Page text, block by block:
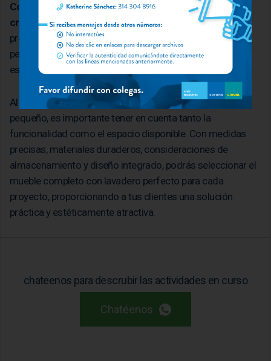
Comprender las necesidades del cliente es un paso
crucial.Preguntar sobre sus hábitos de lavado,
preferencias de estilo y necesidades específicas nos
permitirá seleccionar el lavadero ideal que se adapte a su
estilo de vida y a las características del espacio.
Al elegir el lavadero adecuado para un apartamento
pequeño, es importante tener en cuenta tanto la
funcionalidad como el espacio disponible. Con medidas
precisas, materiales duraderos, consideraciones de
almacenamiento y diseño integrado, podrás seleccionar el
mueble completo con lavadero perfecto para cada
proyecto, proporcionando a tus clientes una solución
práctica y estéticamente atractiva.
chateenos para descrubir las actividades en curso
Chatéenos